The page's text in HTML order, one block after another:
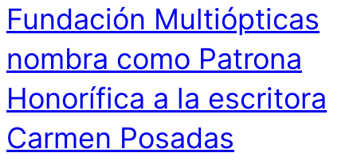
Fundación Multiópticas
nombra como Patrona
Honorífica a la escritora
Carmen Posadas